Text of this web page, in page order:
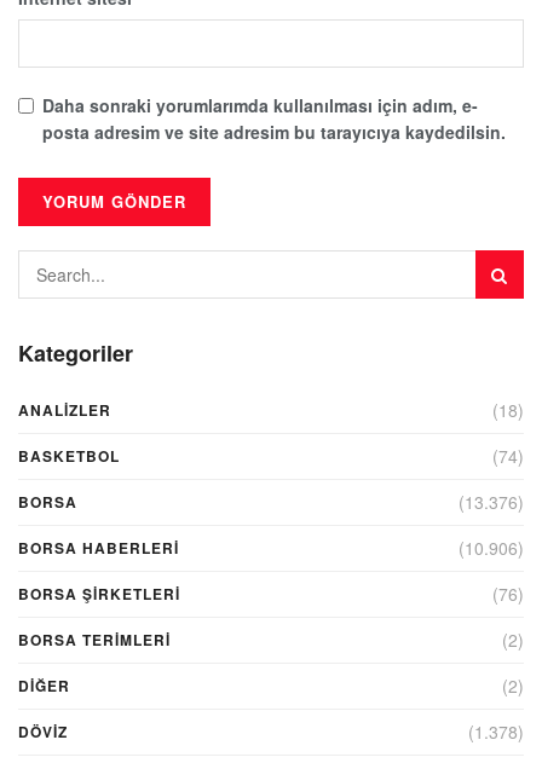
Daha sonraki yorumlarımda kullanılması için adım, e-
posta adresim ve site adresim bu tarayıcıya kaydedilsin.
Kategoriler
ANALIZLER (18)
BASKETBOL (74)
BORSA (13.376)
BORSA HABERLERI (10.906)
BORSA ŞIRKETLERI (76)
BORSA TERIMLERI (2)
DIĞER (2)
DÖVİZ (1.378)